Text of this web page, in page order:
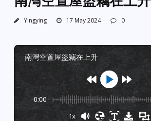
Yingying 17 May 2024 0
南灣空置屋盜竊在上升
0:00
1x